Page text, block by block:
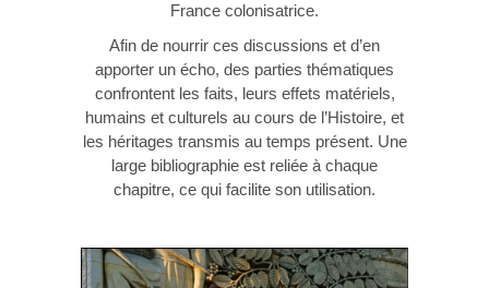
France colonisatrice.
Afin de nourrir ces discussions et d’en
apporter un écho, des parties thématiques
confrontent les faits, leurs effets matériels,
humains et culturels au cours de l’Histoire, et
les héritages transmis au temps présent. Une
large bibliographie est reliée à chaque
chapitre, ce qui facilite son utilisation.